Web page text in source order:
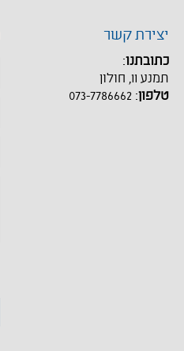
יצירת קשר
כתובתנו:
תמנע 11, חולון
טלפון:
073-7786662